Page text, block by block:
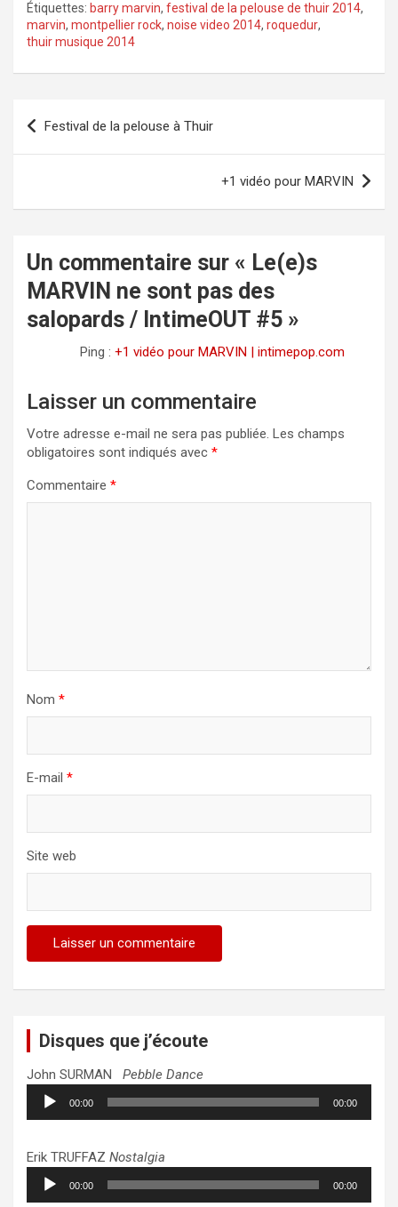
d
e
Étiquettes: barry marvin, festival de la pelouse de thuir 2014,
marvin, montpellier rock, noise video 2014, roquedur,
thuir musique 2014
Navigation
de
Festival de la pelouse à Thuir
+1 vidéo pour MARVIN
Un commentaire sur « Le(e)s
MARVIN ne sont pas des
salopards / IntimeOUT #5 »
Ping : +1 vidéo pour MARVIN | intimepop.com
Laisser un commentaire
Votre adresse e-mail ne sera pas publiée. Les champs
obligatoires sont indiqués avec *
Commentaire *
Nom *
E-mail *
Site web
Disques que j’écoute
John SURMAN Pebble Dance
Lecteur
audio
00:00 00:00
Erik TRUFFAZ Nostalgia
Lecteur
audio
00:00 00:00